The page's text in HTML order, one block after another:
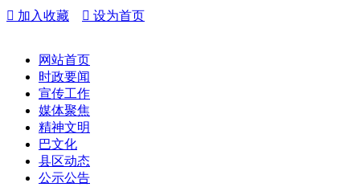
 加入收藏  设为首页
网站首页
时政要闻
宣传工作
媒体聚焦
精神文明
巴文化
县区动态
公示公告